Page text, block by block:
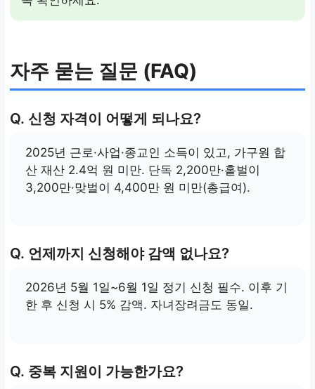
자주 묻는 질문 (FAQ)
Q. 신청 자격이 어떻게 되나요?
2025년 근로·사업·종교인 소득이 있고, 가구원 합
산 재산 2.4억 원 미만. 단독 2,200만·홑벌이
3,200만·맞벌이 4,400만 원 미만(총급여).
Q. 언제까지 신청해야 감액 없나요?
2026년 5월 1일~6월 1일 정기 신청 필수. 이후 기
한 후 신청 시 5% 감액. 자녀장려금도 동일.
Q. 중복 지원이 가능한가요?